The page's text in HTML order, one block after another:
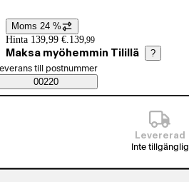
Prisinformation
Moms 24 %
Hinta 139,99 €. 139,99
Maksa myöhemmin Tilillä ?
Saatavuustiedot
beställningssätt
till postnummer
00220
Levererad
Inte tillgänglig